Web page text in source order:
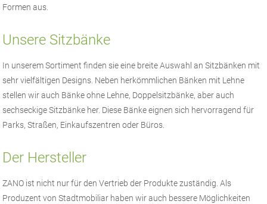
Formen aus.
Unsere Sitzbänke
In unserem Sortiment finden sie eine breite Auswahl an Sitzbänken mit
sehr vielfältigen Designs. Neben herkömmlichen Bänken mit Lehne
stellen wir auch Bänke ohne Lehne, Doppelsitzbänke, aber auch
sechseckige Sitzbänke her. Diese Bänke eignen sich hervorragend für
Parks, Straßen, Einkaufszentren oder Büros.
Der Hersteller
ZANO ist nicht nur für den Vertrieb der Produkte zuständig. Als
Produzent von Stadtmobiliar haben wir auch bessere Möglichkeiten